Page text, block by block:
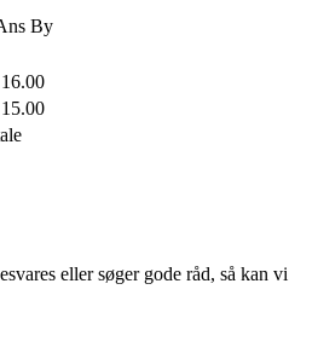
By
eller søger gode råd, så kan vi